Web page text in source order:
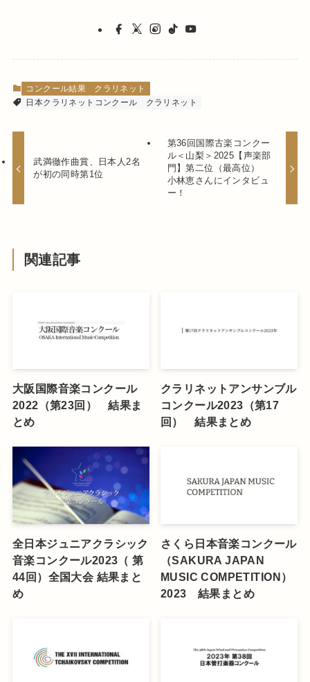
コンクール結果
クラリネット
日本クラリネットコンクール
クラリネット
武満徹作曲賞、日本人2名
が初の同時第1位
第36回国際古楽コンクー
ル＜山梨＞2025【声楽部
門】第二位（最高位）
小林恵さんにインタビュ
ー！
関連記事
大阪国際音楽コンクール
2022（第23回） 結果ま
とめ
クラリネットアンサンブル
コンクール2023（第17
回） 結果まとめ
全日本ジュニアクラシック
音楽コンクール2023（ 第
44回）全国大会 結果まと
め
さくら日本音楽コンクール
（SAKURA JAPAN
MUSIC COMPETITION）
2023 結果まとめ